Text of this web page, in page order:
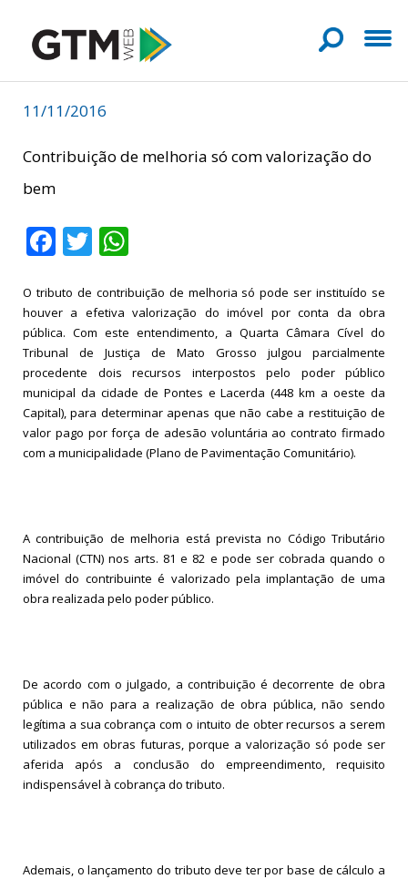
11/11/2016
Contribuição de melhoria só com valorização do
bem
FacebookTwitter
O tributo de contribuição de melhoria só pode ser instituído se
houver a efetiva valorização do imóvel por conta da obra
pública. Com este entendimento, a Quarta Câmara Cível do
Tribunal de Justiça de Mato Grosso julgou parcialmente
procedente dois recursos interpostos pelo poder público
municipal da cidade de Pontes e Lacerda (448 km a oeste da
Capital), para determinar apenas que não cabe a restituição de
valor pago por força de adesão voluntária ao contrato firmado
com a municipalidade (Plano de Pavimentação Comunitário).
A contribuição de melhoria está prevista no Código Tributário
Nacional (CTN) nos arts. 81 e 82 e pode ser cobrada quando o
imóvel do contribuinte é valorizado pela implantação de uma
obra realizada pelo poder público.
De acordo com o julgado, a contribuição é decorrente de obra
pública e não para a realização de obra pública, não sendo
legítima a sua cobrança com o intuito de obter recursos a serem
utilizados em obras futuras, porque a valorização só pode ser
aferida após a conclusão do empreendimento, requisito
indispensável à cobrança do tributo.
Ademais, o lançamento do tributo deve ter por base de cálculo a